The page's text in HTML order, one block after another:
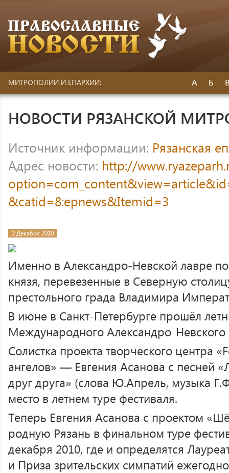
МИТРОПОЛИИ И ЕПАРХИИ: А Б
НОВОСТИ РЯЗАНСКОЙ
Источник информации: Рязанская
Адрес новости: http://
&catid=8:epnews&Itemid=3
2 Декабря 2010
Именно в Александро-Невской лавре
князя, перевезенные в Северную
престольного града Владимира
В июне в Санкт-Петербурге прошёл
Международного Александро-Невского
Солистка проекта творческого центра
ангелов» — Евгения Асанова с песней
друг друга» (слова Ю.Апрель, музыка
место в летнем туре фестиваля.
Теперь Евгения Асанова с проектом
родную Рязань в финальном туре
декабря 2010, где и определятся
и Приза зрительских симпатий